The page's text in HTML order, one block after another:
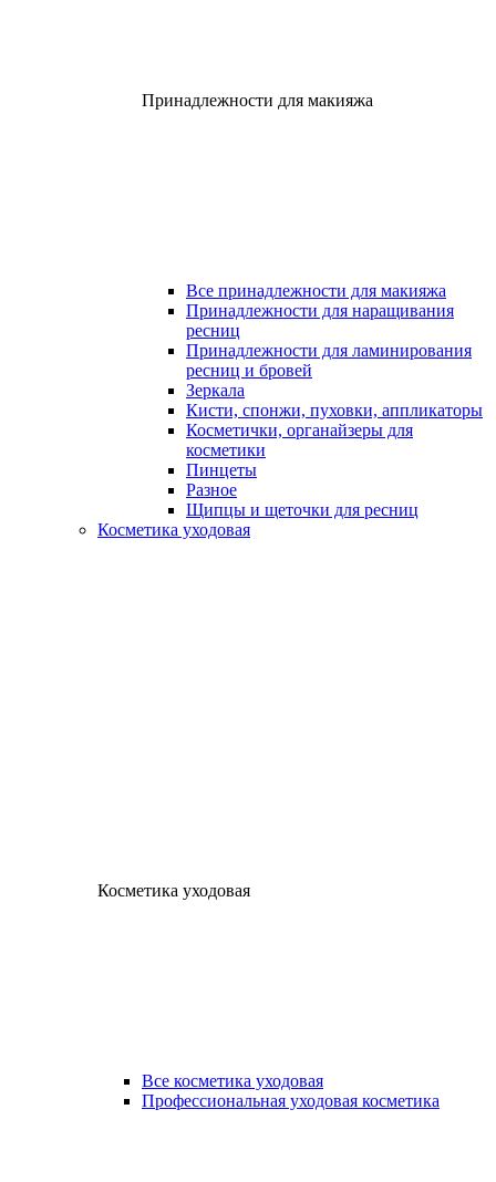
Принадлежности для макияжа
Все принадлежности для макияжа
Принадлежности для наращивания
ресниц
Принадлежности для ламинирования
ресниц и бровей
Зеркала
Кисти, спонжи, пуховки, аппликаторы
Косметички, органайзеры для
косметики
Пинцеты
Разное
Щипцы и щеточки для ресниц
Косметика уходовая
Косметика уходовая
Все косметика уходовая
Профессиональная уходовая косметика